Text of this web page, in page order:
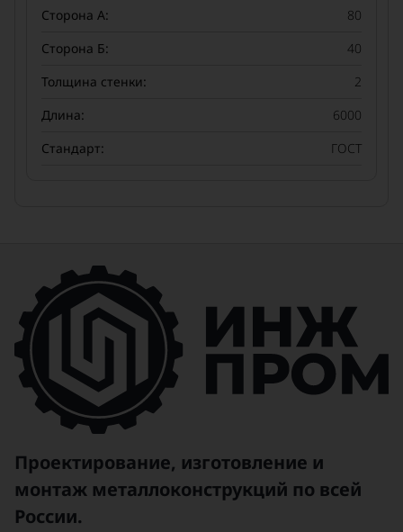
Сторона А:
80
Сторона Б:
40
Толщина стенки:
2
Длина:
6000
Стандарт:
ГОСТ
Проектирование, изготовление и
монтаж металлоконструкций по всей
России.